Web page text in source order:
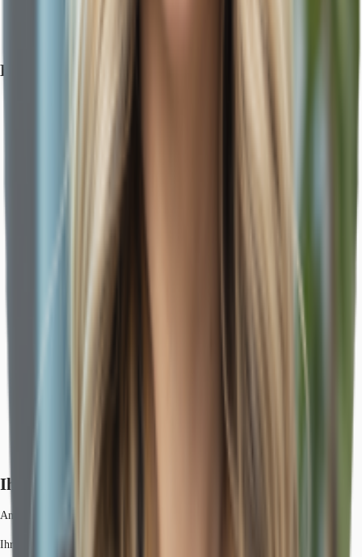
Exposé herunterladen
Ihr Kontakt
Anna-Louisa Kratochvil
Ihr Kontakt